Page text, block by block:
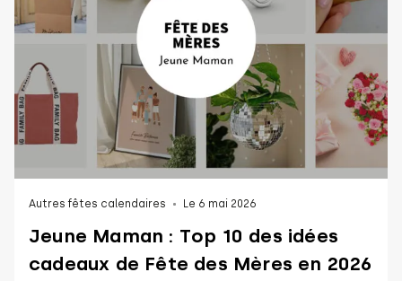
Autres fêtes calendaires Le 6 mai 2026
Jeune Maman : Top 10 des idées
cadeaux de Fête des Mères en 2026